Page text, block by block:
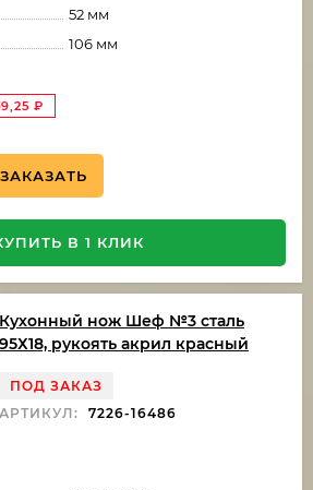
52 мм
106 мм
₽
ЗАКАЗАТЬ
В 1 КЛИК
Кухонный нож Шеф №3 сталь
95Х18, рукоять акрил красный
ПОД ЗАКАЗ
АРТИКУЛ:
7226-16486